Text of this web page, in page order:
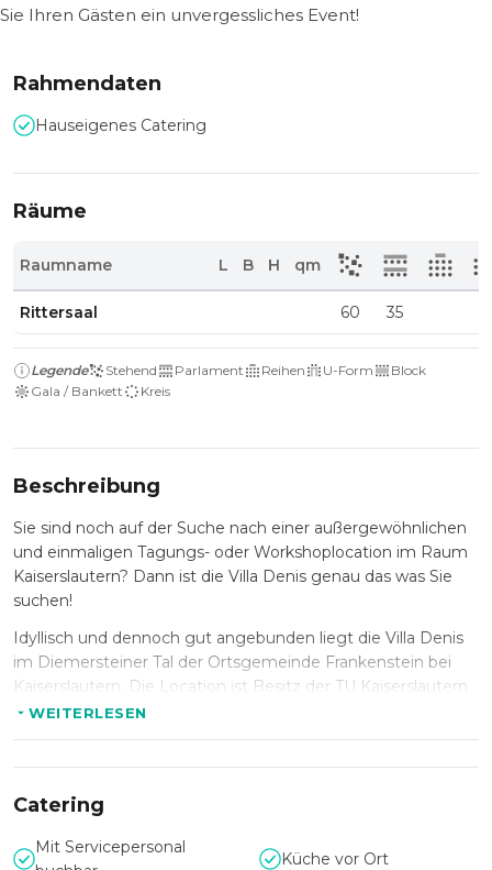
Sie Ihren Gästen ein unvergessliches Event!
Rahmendaten
Hauseigenes Catering
Räume
Raumname L B H qm
Rittersaal 60 35
Legende Stehend Parlament Reihen U-Form
Block
Gala / Bankett
Kreis
Beschreibung
Sie sind noch auf der Suche nach einer außergewöhnlichen
und einmaligen Tagungs- oder Workshoplocation im Raum
Kaiserslautern? Dann ist die Villa Denis genau das was Sie
suchen!
Idyllisch und dennoch gut angebunden liegt die Villa Denis
im Diemersteiner Tal der Ortsgemeinde Frankenstein bei
Kaiserslautern. Die Location ist Besitz der TU Kaiserslautern
und eignet sich daher besonders für kulturelle Events,
Tagungen oder Seminare.
Bis zu 60 Personen können in der Villa Denis tagen. Die
moderne technische Ausstattung lässt keine Wünsche
offen: Beamer, Leinwand, Flipcharts, Pinnwände,
Whiteboards, Rednerpulte sowie WLAN und Internet-
WEITERLESEN
Catering
Mit Servicepersonal
Küche vor Ort